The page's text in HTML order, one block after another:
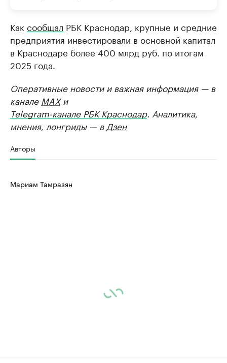
Как сообщал РБК Краснодар, крупные и средние
предприятия инвестировали в основной капитал
в Краснодаре более 400 млрд руб. по итогам
2025 года.
Оперативные новости и важная информация — в
канале MAXи
Telegram-канале РБК Краснодар. Аналитика,
мнения, лонгриды — в Дзен
Авторы
Мариам Тамразян